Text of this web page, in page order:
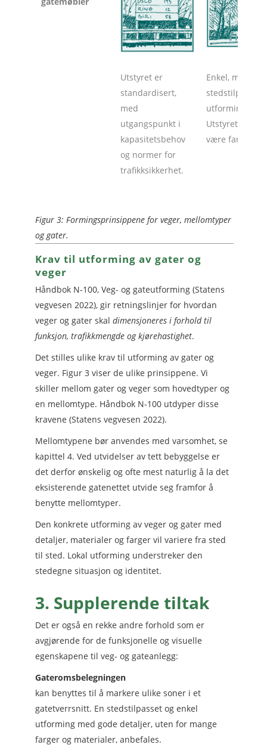
Utstyret er
standardisert,
med
utgangspunkt i
kapasitetsbehov
og normer for
trafikksikkerhet.
Enkel, men
stedstilpasset
utforming.
Utstyret kan
være fargesatt.
Figur 3: Formingsprinsippene for veger, mellomtyper
og gater.
Krav til utforming av gater og
veger
Håndbok N-100, Veg- og gateutforming (Statens
vegvesen 2022), gir retningslinjer for hvordan
veger og gater skal dimensjoneres i forhold til
funksjon, trafikkmengde og kjørehastighet.
Det stilles ulike krav til utforming av gater og
veger. Figur 3 viser de ulike prinsippene. Vi
skiller mellom gater og veger som hovedtyper og
en mellomtype. Håndbok N-100 utdyper disse
kravene (Statens vegvesen 2022).
Mellomtypene bør anvendes med varsomhet, se
kapittel 4. Ved utvidelser av tett bebyggelse er
det derfor ønskelig og ofte mest naturlig å la det
eksisterende gatenettet utvide seg framfor å
benytte mellomtyper.
Den konkrete utforming av veger og gater med
detaljer, materialer og farger vil variere fra sted
til sted. Lokal utforming understreker den
stedegne situasjon og identitet.
3. Supplerende tiltak
Det er også en rekke andre forhold som er
avgjørende for de funksjonelle og visuelle
egenskapene til veg- og gateanlegg:
Gateromsbelegningen
kan benyttes til å markere ulike soner i et
gatetverrsnitt. En stedstilpasset og enkel
utforming med gode detaljer, uten for mange
farger og materialer, anbefales.